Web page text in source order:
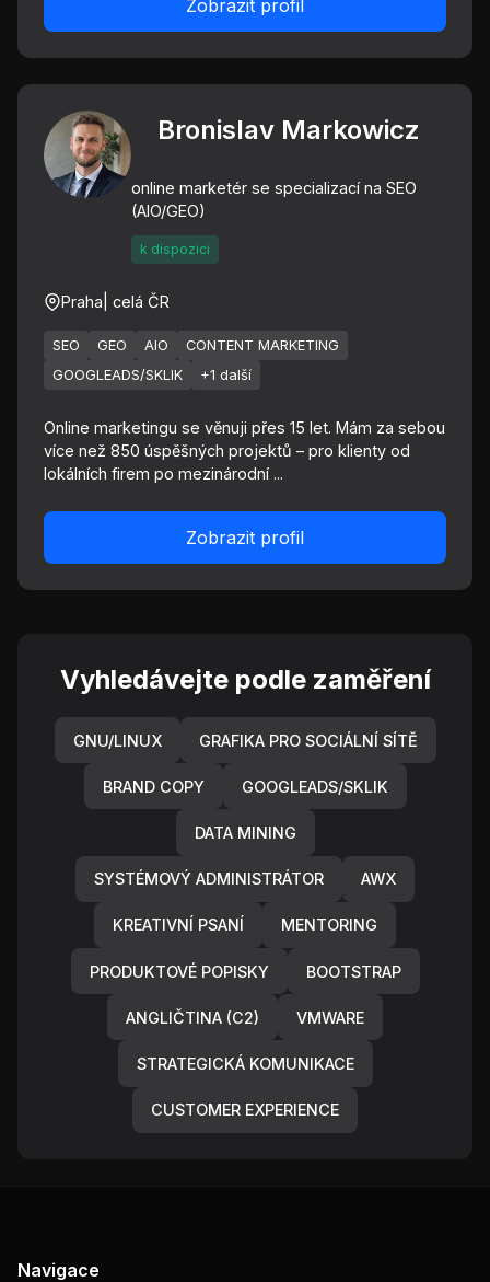
Zobrazit profil
Bronislav Markowicz
online marketér se specializací na SEO
(AIO/GEO)
k dispozici
Praha | celá ČR
SEO GEO AIO
CONTENT MARKETING
GOOGLEADS/SKLIK
+1 další
Online marketingu se věnuji přes 15 let. Mám za sebou
více než 850 úspěšných projektů – pro klienty od
lokálních firem po mezinárodní ...
Zobrazit profil
Vyhledávejte podle zaměření
GNU/LINUX GRAFIKA PRO SOCIÁLNÍ SÍTĚ
BRAND COPY GOOGLEADS/SKLIK
DATA MINING
SYSTÉMOVÝ ADMINISTRÁTOR AWX
KREATIVNÍ PSANÍ MENTORING
PRODUKTOVÉ POPISKY BOOTSTRAP
ANGLIČTINA (C2) VMWARE
STRATEGICKÁ KOMUNIKACE
CUSTOMER EXPERIENCE
Navigace